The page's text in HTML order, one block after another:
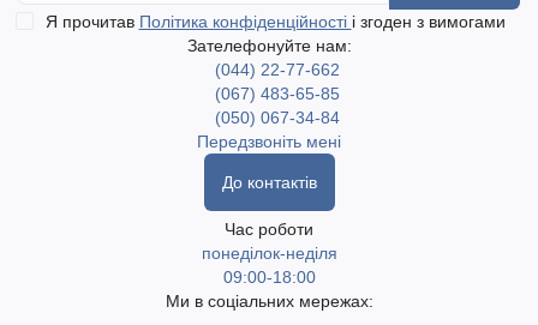
Я прочитав Політика конфіденційності і згоден з вимогами
Зателефонуйте нам:
(044) 22-77-662
(067) 483-65-85
(050) 067-34-84
Передзвоніть мені
До контактів
Час роботи
понеділок-неділя
09:00-18:00
Ми в соціальних мережах: